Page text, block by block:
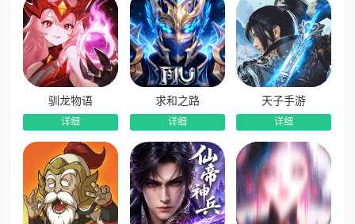
精准把握技能释放时机来打断敌方大招，并优先集火高威胁目
标。武将在战斗中会累积战意值，满额后即可释放扭转战局的
武将技。这种强调微操与临场应变的设定，让每一场战斗都充
满变数，真正实现了以智取胜。
万人同屏，重温经典狼烟战场
当你的势力逐渐壮大，便可加入军团，参与到万人同屏的
史诗级国战之中。在广袤的世界地图上，你需要与军团成员协
同作战，共同抢夺城池归属权。城战不仅需要击败守城士兵，
更要攻破坚固的城墙与防御设施。值得注意的是，攻城略地必
须讲究战略纵深——若目标城池未与己方势力接壤，即便攻破
也无法占领。这种贴近真实战争的设定，极大考验了团队的战
驯龙物语
详细
求和之路
详细
天子手游
详细